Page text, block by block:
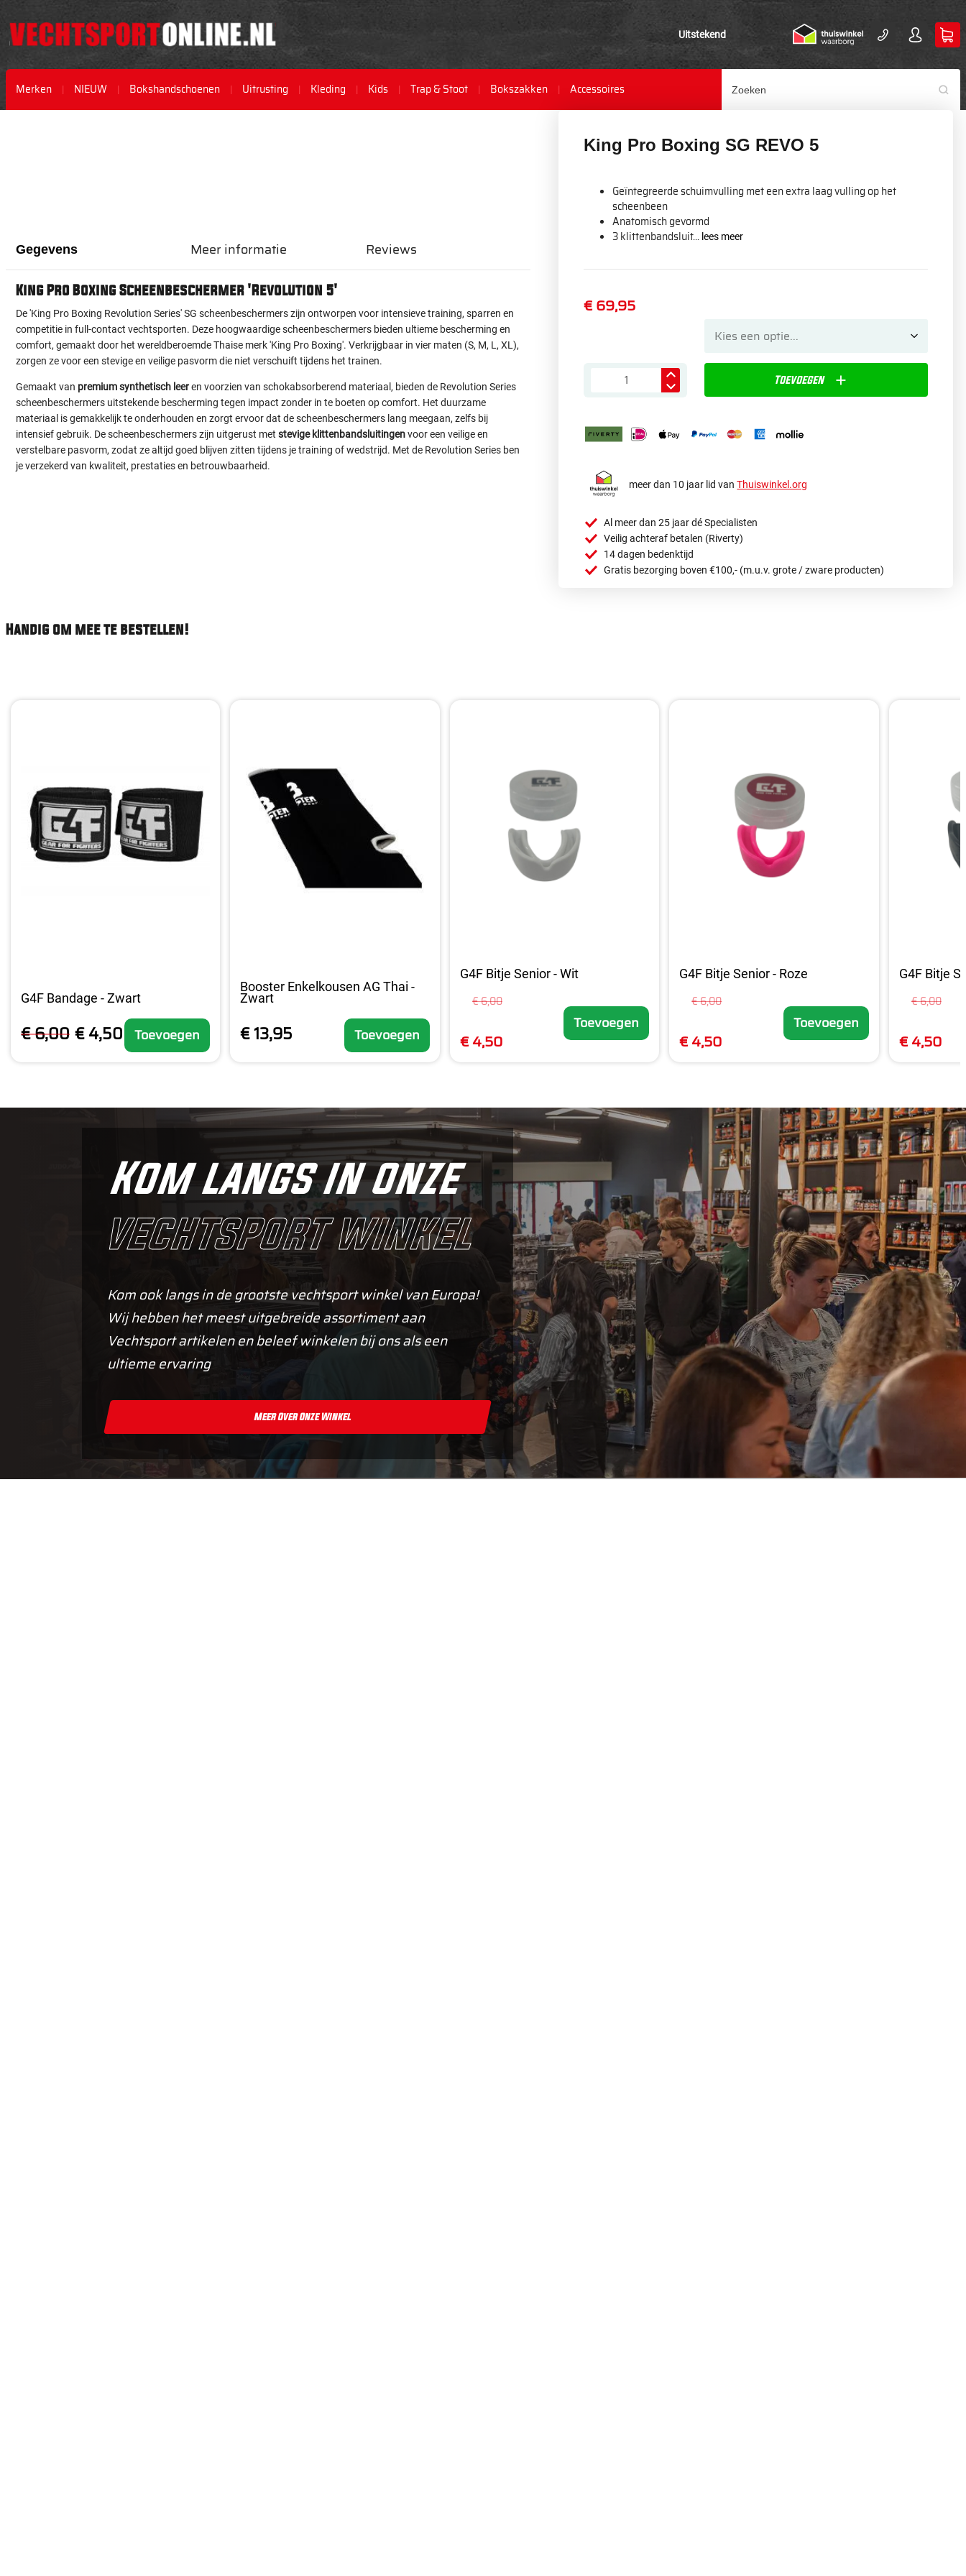
Uitstekend
Merken NIEUW Bokshandschoenen Uitrusting Kleding Kids Trap & Stoot Bokszakken Accessoires
King Pro Boxing SG REVO 5
Geïntegreerde schuimvulling met een extra laag vulling op het
scheenbeen
Anatomisch gevormd
3 klittenbandsluit... lees meer
€ 69,95
Toevoegen
meer dan 10 jaar lid vanThuiswinkel.org
Al meer dan 25 jaar dé Specialisten
Veilig achteraf betalen (Riverty)
14 dagen bedenktijd
Gratis bezorging boven €100,- (m.u.v. grote / zware producten)
Gegevens
King Pro Boxing Scheenbeschermer 'Revolution 5'
De 'King Pro Boxing Revolution Series' SG scheenbeschermers zijn ontworpen voor intensieve training, sparren en
competitie in full-contact vechtsporten. Deze hoogwaardige scheenbeschermers bieden ultieme bescherming en
comfort, gemaakt door het wereldberoemde Thaise merk 'King Pro Boxing'. Verkrijgbaar in vier maten (S, M, L, XL),
zorgen ze voor een stevige en veilige pasvorm die niet verschuift tijdens het trainen.
Gemaakt van premium synthetisch leeren voorzien van schokabsorberend materiaal, bieden de Revolution Series
scheenbeschermers uitstekende bescherming tegen impact zonder in te boeten op comfort. Het duurzame
materiaal is gemakkelijk te onderhouden en zorgt ervoor dat de scheenbeschermers lang meegaan, zelfs bij
intensief gebruik. De scheenbeschermers zijn uitgerust met stevige klittenbandsluitingenvoor een veilige en
verstelbare pasvorm, zodat ze altijd goed blijven zitten tijdens je training of wedstrijd. Met de Revolution Series ben
je verzekerd van kwaliteit, prestaties en betrouwbaarheid.
Meer informatie Reviews
Handig om mee te bestellen!
G4F Bandage - Zwart
€ 4,50
€ 6,00 Toevoegen
Booster Enkelkousen AG Thai -
Zwart
€ 13,95 Toevoegen
G4F Bitje Senior - Wit
€ 6,00
€ 4,50
Toevoegen
G4F Bitje Senior - Roze
€ 6,00
€ 4,50
Toevoegen
G4F Bitje
€ 6,00
€ 4,50
Kom langs in onze
vechtsport winkel
Kom ook langs in de grootste vechtsport winkel van Europa!
Wij hebben het meest uitgebreide assortiment aan
Vechtsport artikelen en beleef winkelen bij ons als een
ultieme ervaring
Meer Over Onze Winkel